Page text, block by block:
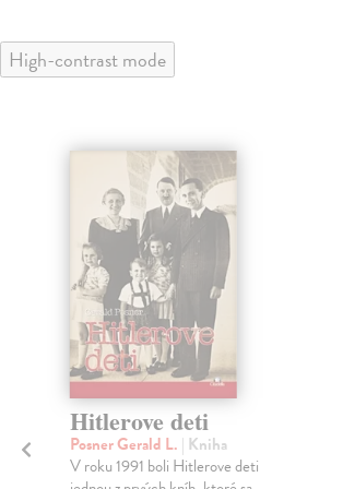
High-contrast mode
Hitlerove deti
Posner Gerald L. | Kniha
V roku 1991 boli Hitlerove deti